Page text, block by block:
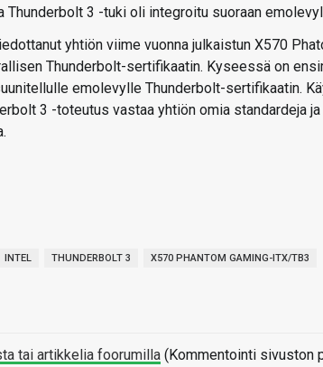
Thunderbolt 3 -tuki oli integroitu suoraan
yhtiön viime vuonna julkaistun X570
Thunderbolt-sertifikaatin. Kyseessä on
emolevylle Thunderbolt-sertifikaatin.
3 -toteutus vastaa yhtiön omia standardeja
INTEL THUNDERBOLT 3 X570 PHANTOM GAMING-ITX/TB3
tai artikkelia foorumilla (Kommentointi sivuston